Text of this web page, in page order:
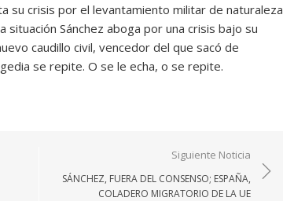
su crisis por el levantamiento militar de naturaleza
situación Sánchez aboga por una crisis bajo su
caudillo civil, vencedor del que sacó de
se repite. O se le echa, o se repite.
Siguiente Noticia
SÁNCHEZ, FUERA DEL CONSENSO; ESPAÑA,
COLADERO MIGRATORIO DE LA UE